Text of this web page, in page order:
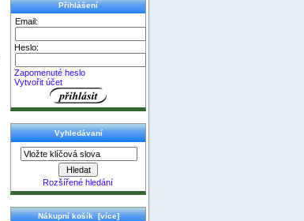
Přihlášení
Email:
Heslo:
Zapomenuté heslo
Vytvořit účet
Vyhledávaní
Rozšířené hledání
Nákupní košík [více]